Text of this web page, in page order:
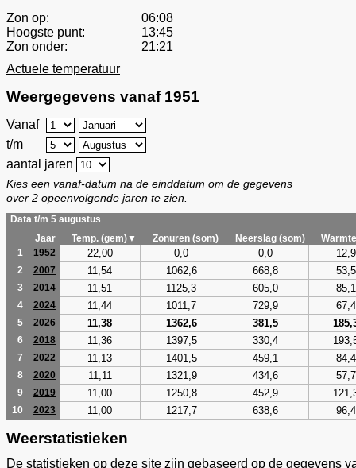
Zon op:
06:08
Hoogste punt:
13:45
Zon onder:
21:21
Actuele temperatuur
Weergegevens vanaf 1951
Vanaf
t/m
aantal jaren
Kies een vanaf-datum na de einddatum om de gegevens
over 2 opeenvolgende jaren te zien.
Data t/m 5 augustus
Jaar
Temp. (gem)▼ Zonuren (som) Neerslag (som)
1
1952 22,00 0,0 0,0 12,9
2 2007 11,54 1062,6 668,8 53,5
3 2014 11,51 1125,3 605,0 85,1
4 2024 11,44 1011,7 729,9 67,4
5 2026 11,38 1362,6 381,5
6 2018 11,36 1397,5 330,4
7 2022 11,13 1401,5 459,1 84,4
8 2020 11,11 1321,9 434,6 57,7
9 2019 11,00 1250,8 452,9
10 2023 11,00 1217,7 638,6 96,4
Weerstatistieken
De statistieken op deze site zijn gebaseerd op de gegevens